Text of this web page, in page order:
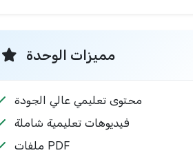
مميزات الوحدة
محتوى تعليمي عالي الجودة
فيديوهات تعليمية شاملة
ملفات PDF